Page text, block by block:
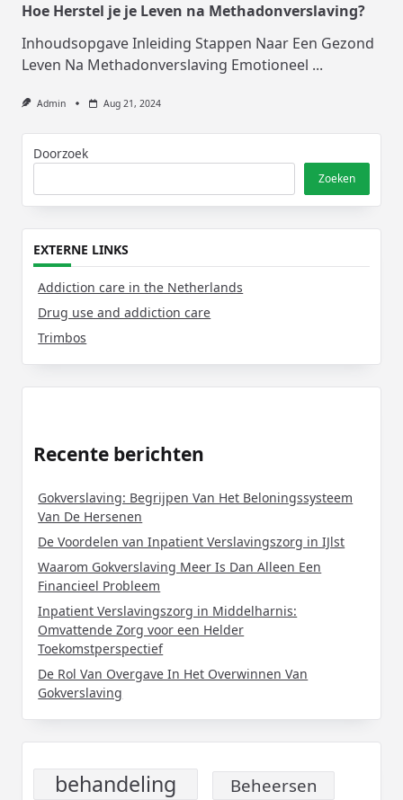
Hoe Herstel je je Leven na Methadonverslaving?
Inhoudsopgave Inleiding Stappen Naar Een Gezond
Leven Na Methadonverslaving Emotioneel ...
Admin Aug 21, 2024
Doorzoek
Zoeken
EXTERNE LINKS
Addiction care in the Netherlands
Drug use and addiction care
Trimbos
Recente berichten
Gokverslaving: Begrijpen Van Het Beloningssysteem
Van De Hersenen
De Voordelen van Inpatient Verslavingszorg in IJlst
Waarom Gokverslaving Meer Is Dan Alleen Een
Financieel Probleem
Inpatient Verslavingszorg in Middelharnis:
Omvattende Zorg voor een Helder
Toekomstperspectief
De Rol Van Overgave In Het Overwinnen Van
Gokverslaving
behandeling Beheersen